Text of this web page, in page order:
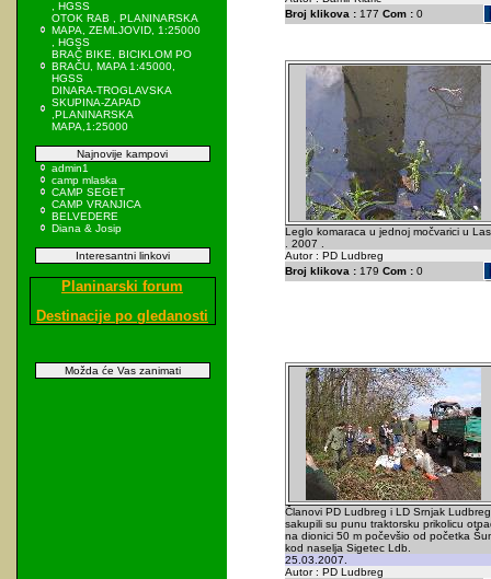
, HGSS
OTOK RAB , PLANINARSKA
MAPA, ZEMLJOVID, 1:25000
, HGSS
BRAČ BIKE, BICIKLOM PO
BRAČU, MAPA 1:45000,
HGSS
DINARA-TROGLAVSKA
SKUPINA-ZAPAD
,PLANINARSKA
MAPA,1:25000
Najnovije kampovi
admin1
camp mlaska
CAMP SEGET
CAMP VRANJICA
BELVEDERE
Diana & Josip
Interesantni linkovi
Planinarski forum
Destinacije po gledanosti
Možda će Vas zanimati
Broj klikova :177 Com :0
Leglo komaraca u jednoj močvarici u
. 2007 .
Autor : PD Ludbreg
Broj klikova :179 Com :0
Članovi PD Ludbreg i LD Srnjak
sakupili su punu traktorsku prikolicu
na dionici 50 m počevšio od početka
kod naselja Sigetec Ldb.
25.03.2007.
Autor : PD Ludbreg